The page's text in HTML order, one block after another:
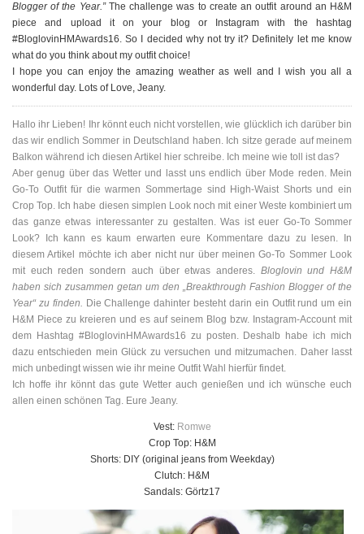
Blogger of the Year.”The challenge was to create an outfit around an H&M
piece and upload it on your blog or Instagram with the hashtag
#BloglovinHMAwards16. So I decided why not try it? Definitely let me know
what do you think about my outfit choice!
I hope you can enjoy the amazing weather as well and I wish you all a
wonderful day. Lots of Love, Jeany.
Hallo ihr Lieben! Ihr könnt euch nicht vorstellen, wie glücklich ich darüber bin
das wir endlich Sommer in Deutschland haben. Ich sitze gerade auf meinem
Balkon während ich diesen Artikel hier schreibe. Ich meine wie toll ist das?
Aber genug über das Wetter und lasst uns endlich über Mode reden. Mein
Go-To Outfit für die warmen Sommertage sind High-Waist Shorts und ein
Crop Top. Ich habe diesen simplen Look noch mit einer Weste kombiniert um
das ganze etwas interessanter zu gestalten. Was ist euer Go-To Sommer
Look? Ich kann es kaum erwarten eure Kommentare dazu zu lesen. In
diesem Artikel möchte ich aber nicht nur über meinen Go-To Sommer Look
mit euch reden sondern auch über etwas anderes. Bloglovin und H&M
haben sich zusammen getan um den „Breakthrough Fashion Blogger of the
Year“ zu finden. Die Challenge dahinter besteht darin ein Outfit rund um ein
H&M Piece zu kreieren und es auf seinem Blog bzw. Instagram-Account mit
dem Hashtag #BloglovinHMAwards16 zu posten. Deshalb habe ich mich
dazu entschieden mein Glück zu versuchen und mitzumachen. Daher lasst
mich unbedingt wissen wie ihr meine Outfit Wahl hierfür findet.
Ich hoffe ihr könnt das gute Wetter auch genießen und ich wünsche euch
allen einen schönen Tag. Eure Jeany.
Vest: Romwe
Crop Top: H&M
Shorts: DIY (original jeans from Weekday)
Clutch: H&M
Sandals: Görtz17